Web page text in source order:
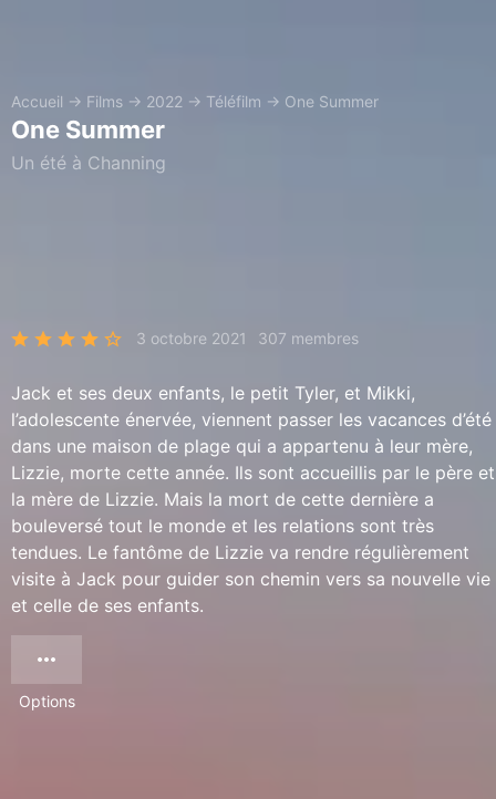
Accueil → Films → 2022 → Téléfilm → One Summer
One Summer
Un été à Channing
3 octobre 2021 307 membres
Jack et ses deux enfants, le petit Tyler, et Mikki,
l’adolescente énervée, viennent passer les vacances d’été
dans une maison de plage qui a appartenu à leur mère,
Lizzie, morte cette année. Ils sont accueillis par le père et
la mère de Lizzie. Mais la mort de cette dernière a
bouleversé tout le monde et les relations sont très
tendues. Le fantôme de Lizzie va rendre régulièrement
visite à Jack pour guider son chemin vers sa nouvelle vie
et celle de ses enfants.
Options